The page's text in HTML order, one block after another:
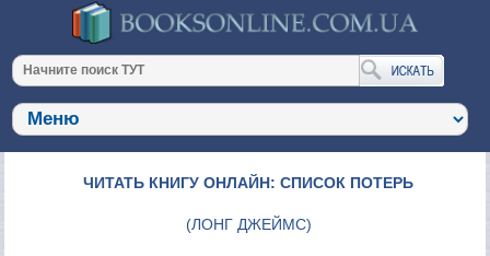
ЧИТАТЬ КНИГУ ОНЛАЙН: СПИСОК ПОТЕРЬ
(ЛОНГ ДЖЕЙМС)